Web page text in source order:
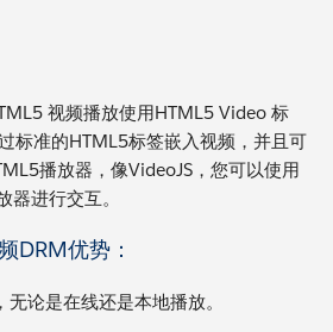
视频播放使用HTML5 Video 标
标准的HTML5标签嵌入视频，并且可
播放器，像VideoJS，您可以使用
器进行交互。
DRM优势：
论是在线还是本地播放。